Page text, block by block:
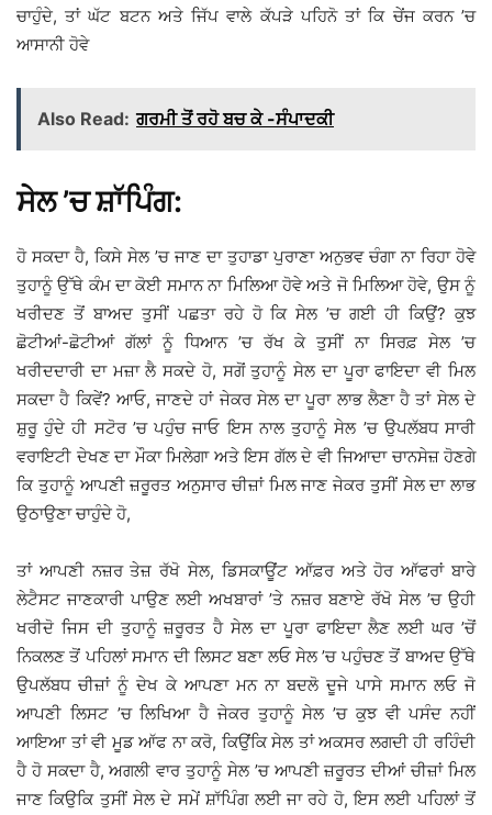
ਚਾਹੁੰਦੇ, ਤਾਂ ਘੱਟ ਬਟਨ ਅਤੇ ਜਿੱਪ ਵਾਲੇ ਕੱਪੜੇ ਪਹਿਨੋ ਤਾਂ ਕਿ ਚੇਂਜ ਕਰਨ ’ਚ
ਆਸਾਨੀ ਹੋਵੇ
Also Read: ਗਰਮੀ ਤੋਂ ਰਹੋ ਬਚ ਕੇ -ਸੰਪਾਦਕੀ
ਸੇਲ ’ਚ ਸ਼ਾੱਪਿੰਗ:
ਹੋ ਸਕਦਾ ਹੈ, ਕਿਸੇ ਸੇਲ ’ਚ ਜਾਣ ਦਾ ਤੁਹਾਡਾ ਪੁਰਾਣਾ ਅਨੁਭਵ ਚੰਗਾ ਨਾ ਰਿਹਾ ਹੋਵੇ
ਤੁਹਾਨੂੰ ਉੱਥੇ ਕੰਮ ਦਾ ਕੋਈ ਸਮਾਨ ਨਾ ਮਿਲਿਆ ਹੋਵੇ ਅਤੇ ਜੋ ਮਿਲਿਆ ਹੋਵੇ, ਉਸ ਨੂੰ
ਖਰੀਦਣ ਤੋਂ ਬਾਅਦ ਤੁਸੀਂ ਪਛਤਾ ਰਹੇ ਹੋ ਕਿ ਸੇਲ ’ਚ ਗਈ ਹੀ ਕਿਉਂ? ਕੁਝ
ਛੋਟੀਆਂ-ਛੋਟੀਆਂ ਗੱਲਾਂ ਨੂੰ ਧਿਆਨ ’ਚ ਰੱਖ ਕੇ ਤੁਸੀਂ ਨਾ ਸਿਰਫ਼ ਸੇਲ ’ਚ
ਖਰੀਦਦਾਰੀ ਦਾ ਮਜ਼ਾ ਲੈ ਸਕਦੇ ਹੋ, ਸਗੋਂ ਤੁਹਾਨੂੰ ਸੇਲ ਦਾ ਪੂਰਾ ਫਾਇਦਾ ਵੀ ਮਿਲ
ਸਕਦਾ ਹੈ ਕਿਵੇਂ? ਆਓ, ਜਾਣਦੇ ਹਾਂ ਜੇਕਰ ਸੇਲ ਦਾ ਪੂਰਾ ਲਾਭ ਲੈਣਾ ਹੈ ਤਾਂ ਸੇਲ ਦੇ
ਸ਼ੁਰੂ ਹੁੰਦੇ ਹੀ ਸਟੋਰ ’ਚ ਪਹੁੰਚ ਜਾਓ ਇਸ ਨਾਲ ਤੁਹਾਨੂੰ ਸੇਲ ’ਚ ਉਪਲੱਬਧ ਸਾਰੀ
ਵਰਾਇਟੀ ਦੇਖਣ ਦਾ ਮੌਕਾ ਮਿਲੇਗਾ ਅਤੇ ਇਸ ਗੱਲ ਦੇ ਵੀ ਜਿਆਦਾ ਚਾਨਸੇਜ਼ ਹੋਣਗੇ
ਕਿ ਤੁਹਾਨੂੰ ਆਪਣੀ ਜ਼ਰੂਰਤ ਅਨੁਸਾਰ ਚੀਜ਼ਾਂ ਮਿਲ ਜਾਣ ਜੇਕਰ ਤੁਸੀਂ ਸੇਲ ਦਾ ਲਾਭ
ਉਠਾਉਣਾ ਚਾਹੁੰਦੇ ਹੋ,
ਤਾਂ ਆਪਣੀ ਨਜ਼ਰ ਤੇਜ਼ ਰੱਖੋ ਸੇਲ, ਡਿਸਕਾਊਂਟ ਆੱਫ਼ਰ ਅਤੇ ਹੋਰ ਆੱਫਰਾਂ ਬਾਰੇ
ਲੇਟੈਸਟ ਜਾਣਕਾਰੀ ਪਾਉਣ ਲਈ ਅਖਬਾਰਾਂ ’ਤੇ ਨਜ਼ਰ ਬਣਾਏ ਰੱਖੋ ਸੇਲ ’ਚ ਉਹੀ
ਖਰੀਦੋ ਜਿਸ ਦੀ ਤੁਹਾਨੂੰ ਜ਼ਰੂਰਤ ਹੈ ਸੇਲ ਦਾ ਪੂਰਾ ਫਾਇਦਾ ਲੈਣ ਲਈ ਘਰ ’ਚੋਂ
ਨਿਕਲਣ ਤੋਂ ਪਹਿਲਾਂ ਸਮਾਨ ਦੀ ਲਿਸਟ ਬਣਾ ਲਓ ਸੇਲ ’ਚ ਪਹੁੰਚਣ ਤੋਂ ਬਾਅਦ ਉੱਥੇ
ਉਪਲੱਬਧ ਚੀਜ਼ਾਂ ਨੂੰ ਦੇਖ ਕੇ ਆਪਣਾ ਮਨ ਨਾ ਬਦਲੋ ਦੂਜੇ ਪਾਸੇ ਸਮਾਨ ਲਓ ਜੋ
ਆਪਣੀ ਲਿਸਟ ’ਚ ਲਿਖਿਆ ਹੈ ਜੇਕਰ ਤੁਹਾਨੂੰ ਸੇਲ ’ਚ ਕੁਝ ਵੀ ਪਸੰਦ ਨਹੀਂ
ਆਇਆ ਤਾਂ ਵੀ ਮੂਡ ਆੱਫ ਨਾ ਕਰੋ, ਕਿਉਂਕਿ ਸੇਲ ਤਾਂ ਅਕਸਰ ਲਗਦੀ ਹੀ ਰਹਿੰਦੀ
ਹੈ ਹੋ ਸਕਦਾ ਹੈ, ਅਗਲੀ ਵਾਰ ਤੁਹਾਨੂੰ ਸੇਲ ’ਚ ਆਪਣੀ ਜ਼ਰੂਰਤ ਦੀਆਂ ਚੀਜ਼ਾਂ ਮਿਲ
ਜਾਣ ਕਿਉਕਿ ਤੁਸੀਂ ਸੇਲ ਦੇ ਸਮੇਂ ਸ਼ਾੱਪਿੰਗ ਲਈ ਜਾ ਰਹੇ ਹੋ, ਇਸ ਲਈ ਪਹਿਲਾਂ ਤੋਂ